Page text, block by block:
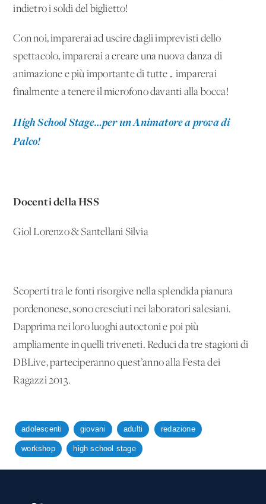
indietro i soldi del biglietto!
Con noi, imparerai ad uscire dagli imprevisti dello
spettacolo, imparerai a creare una nuova danza di
animazione e più importante di tutte… imparerai
finalmente a tenere il microfono davanti alla bocca!
High School Stage…per un Animatore a prova di
Palco!
Docenti della HSS
Giol Lorenzo & Santellani Silvia
Scoperti tra le fonti risorgive nella splendida pianura
pordenonese, sono cresciuti nei laboratori salesiani.
Dapprima nei loro luoghi autoctoni e poi più
ampliamente in quelli triveneti. Reduci da tre stagioni di
DBLive, parteciperanno quest’anno alla Festa dei
Ragazzi 2013.
adolescenti giovani adulti redazione
workshop high school stage